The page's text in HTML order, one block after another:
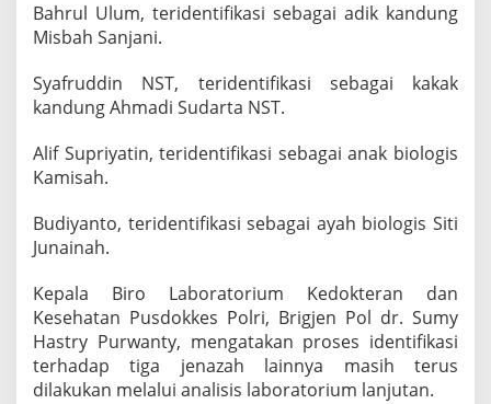
Bahrul Ulum, teridentifikasi sebagai adik kandung
Misbah Sanjani.
Syafruddin NST, teridentifikasi sebagai kakak
kandung Ahmadi Sudarta NST.
Alif Supriyatin, teridentifikasi sebagai anak biologis
Kamisah.
Budiyanto, teridentifikasi sebagai ayah biologis Siti
Junainah.
Kepala Biro Laboratorium Kedokteran dan
Kesehatan Pusdokkes Polri, Brigjen Pol dr. Sumy
Hastry Purwanty, mengatakan proses identifikasi
terhadap tiga jenazah lainnya masih terus
dilakukan melalui analisis laboratorium lanjutan.